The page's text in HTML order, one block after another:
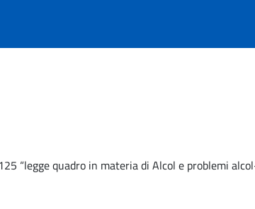
“legge quadro in materia di Alcol e problemi